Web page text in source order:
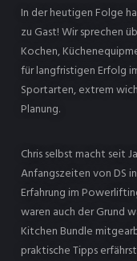
In der heutigen Folge
zu Gast! Wir sprechen
Kochen,
für langfristigen Erfolg
Sportarten, extrem
Planung.
Chris selbst macht seit
Anfangszeiten von DS
Erfahrung im
waren auch der Grund
Kitchen Bundle
praktische Tipps